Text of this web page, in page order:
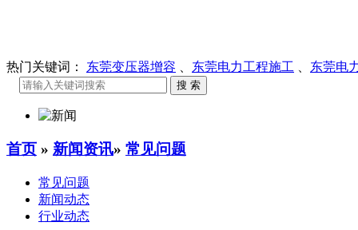
热门关键词： 东莞变压器增容 东莞电力工程施工 东莞电
首页 » 新闻资讯» 常见问题
常见问题
新闻动态
行业动态